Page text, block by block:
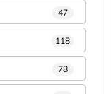
47
118
78